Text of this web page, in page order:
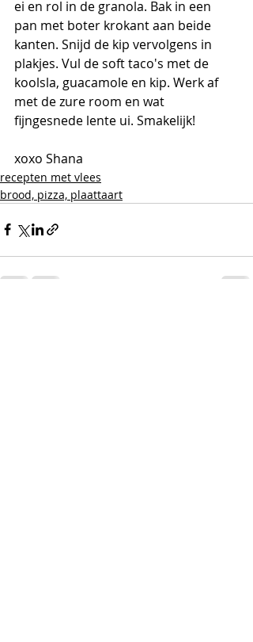
ei en rol in de granola. Bak in een
pan met boter krokant aan beide
kanten. Snijd de kip vervolgens in
plakjes. Vul de soft taco's met de
koolsla, guacamole en kip. Werk af
met de zure room en wat
fijngesnede lente ui. Smakelijk!
xoxo Shana
recepten met vlees
brood, pizza, plaattaart